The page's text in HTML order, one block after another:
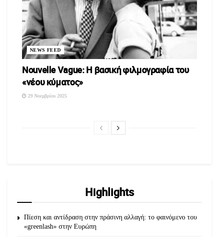
NEWS FEED
Nouvelle Vague: Η βασική φιλμογραφία του
«νέου κύματος»
29 Νοεμβρίου 2025
Highlights
Πίεση και αντίδραση στην πράσινη αλλαγή: το φαινόμενο του
«greenlash» στην Ευρώπη